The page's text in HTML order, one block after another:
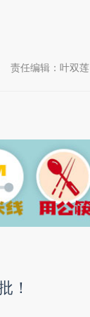
责任编辑：叶双莲
！